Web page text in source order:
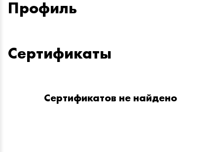
Профиль
Сертификаты
Сертификатов не найдено